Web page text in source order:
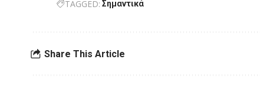
TAGGED: Σημαντικά
Share This Article